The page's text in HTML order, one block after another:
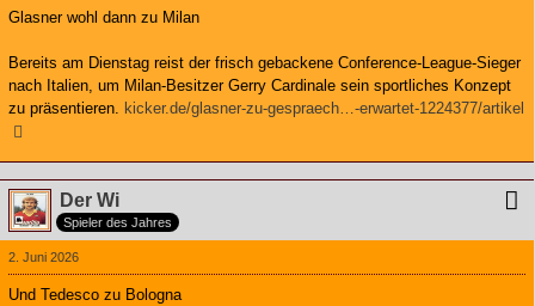
Glasner wohl dann zu Milan
Bereits am Dienstag reist der frisch gebackene Conference-League-Sieger
nach Italien, um Milan-Besitzer Gerry Cardinale sein sportliches Konzept
zu präsentieren. kicker.de/glasner-zu-gespraech…-erwartet-1224377/artikel
Der Wi
Spieler des Jahres
2. Juni 2026
Und Tedesco zu Bologna